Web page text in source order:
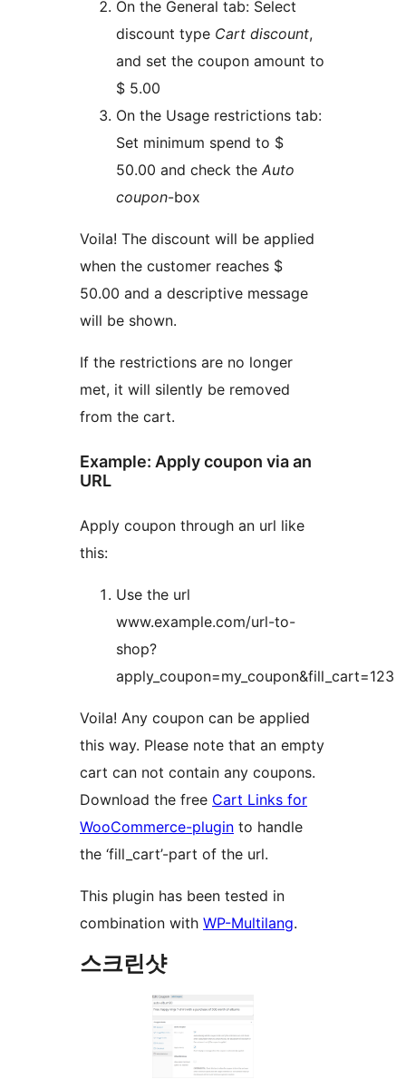
On the General tab: Select
discount type Cart discount,
and set the coupon amount to
$ 5.00
On the Usage restrictions tab:
Set minimum spend to $
50.00 and check the Auto
coupon-box
Voila! The discount will be applied
when the customer reaches $
50.00 and a descriptive message
will be shown.
If the restrictions are no longer
met, it will silently be removed
from the cart.
Example: Apply coupon via an
URL
Apply coupon through an url like
this:
Use the url
www.example.com/url-to-
shop?
apply_coupon=my_coupon&fill_cart=123
Voila! Any coupon can be applied
this way. Please note that an empty
cart can not contain any coupons.
Download the free Cart Links for
WooCommerce-plugin to handle
the ‘fill_cart’-part of the url.
This plugin has been tested in
combination with WP-Multilang.
스크린샷